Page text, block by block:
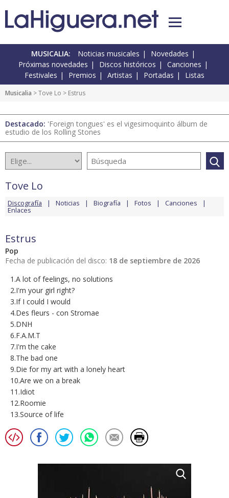
MUSICALIA: Noticias musicales
Novedades
Próximas novedades
Discos históricos
Canciones
Festivales
Premios Artistas Portadas Listas
Musicalia >Tove Lo > Estrus
Destacado: 'Foreign tongues' es el vigesimoquinto álbum de
estudio de los Rolling Stones
Tove Lo
Discografía Noticias Biografía Fotos Canciones
Enlaces
Estrus
Pop
Fecha de publicación del disco: 18 de septiembre de 2026
1.A lot of feelings, no solutions
2.I'm your girl right?
3.If I could I would
4.Des fleurs - con Stromae
5.DNH
6.F.A.M.T
7.I'm the cake
8.The bad one
9.Die for my art with a lonely heart
10.Are we on a break
11.Idiot
12.Roomie
13.Source of life